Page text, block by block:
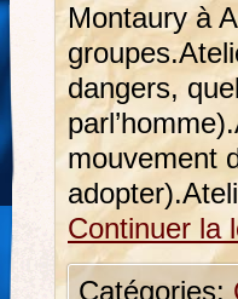
Montaury à
dangers,
mouvement
Continuer la
Catégories: